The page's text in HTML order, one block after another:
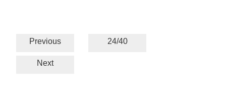
Previous 24/40
Next